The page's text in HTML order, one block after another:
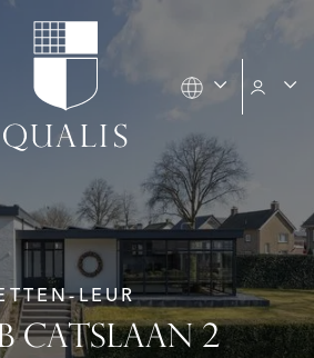
LEUR
CATSLAAN 2